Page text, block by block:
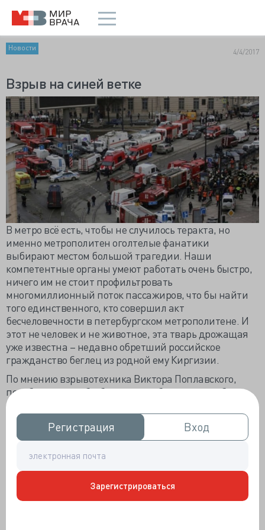
Регистрация
Регистрация Вход
Вход
Зарегистрироваться
Новости 4/4/2017
Взрыв на синей ветке
В метро всё есть, чтобы не случилось теракта, но
именно метрополитен оголтелые фанатики
выбирают местом большой трагедии. Наши
компетентные органы умеют работать очень быстро,
ничего им не стоит профильтровать
многомиллионный поток пассажиров, что бы найти
того единственного, кто совершил акт
бесчеловечности в петербургском метрополитене. И
этот не человек и не животное, эта тварь дрожащая
уже известна – недавно обретший российское
гражданство беглец из родной ему Киргизии.
По мнению взрывотехника Виктора Поплавского,
погибших могло бы быть в разы больше, если бы
взрыв произошёл не в обеденное время, а в час пик.
Одиннадцать погибших и ещё троим невозможно
было помочь – от несовместимых с жизнью травм
умерли в «скорой» и приёмном покое Мариинской
больницы. Профессиональным чудом медики города
этой ночью никому не дали умереть. Уже пришли в
сознание четверо неопознанных очень тяжёлых
пострадавших, но одну слишком тяжёлую пациентку